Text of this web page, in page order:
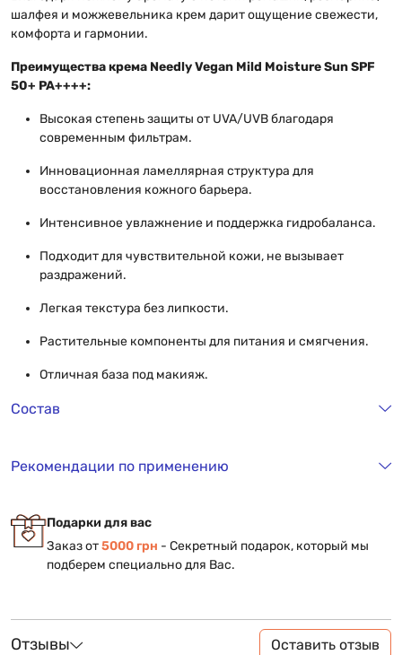
шалфея и можжевельника крем дарит ощущение свежести,
комфорта и гармонии.
Преимущества крема Needly Vegan Mild Moisture Sun SPF
50+ PA++++:
Высокая степень защиты от UVA/UVB благодаря
современным фильтрам.
Инновационная ламеллярная структура для
восстановления кожного барьера.
Интенсивное увлажнение и поддержка гидробаланса.
Подходит для чувствительной кожи, не вызывает
раздражений.
Легкая текстура без липкости.
Растительные компоненты для питания и смягчения.
Отличная база под макияж.
Состав
Рекомендации по применению
Подарки для вас
Заказ от5000 грн - Секретный подарок, который мы
подберем специально для Вас.
Отзывы Оставить отзыв